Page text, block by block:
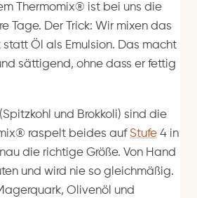
Thermomix® ist bei uns die
Tage. Der Trick: Wir mixen das
statt Öl als Emulsion. Das macht
sättigend, ohne dass er fettig
und Brokkoli) sind die
raspelt beides aufStufe 4 in
die richtige Größe. Von Hand
und wird nie so gleichmäßig.
Olivenöl und